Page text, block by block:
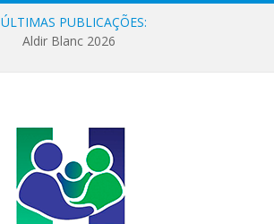
ÚLTIMAS PUBLICAÇÕES:
Aldir Blanc 2026